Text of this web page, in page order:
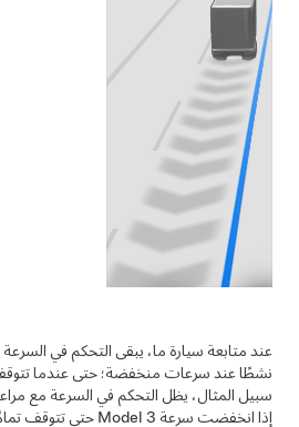
عند متابعة سيارة ما، يبقىالتحكم في السرعة مع
نشطًا عند سرعات منخفضة؛ حتى عندما تتوقف3
سبيل المثال، يظلالتحكم في السرعة مع مراعاة
إذا انخفضت سرعةModel 3حتى تتوقف تمامًا